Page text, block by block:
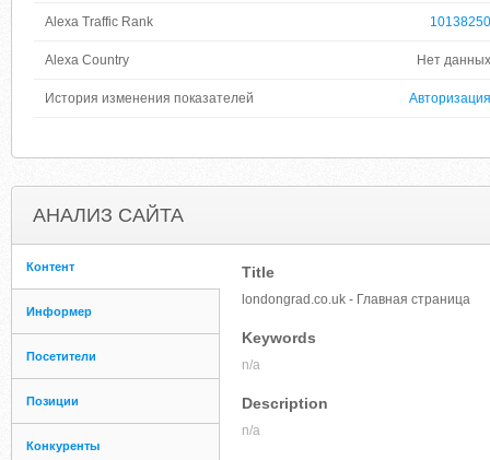
Alexa Traffic Rank 10138250
Alexa Country Нет данных
История изменения показателей Авторизация
АНАЛИЗ САЙТА
Контент
Информер
Посетители
Позиции
Конкуренты
Title
londongrad.co.uk - Главная страница
Keywords
n/a
Description
n/a